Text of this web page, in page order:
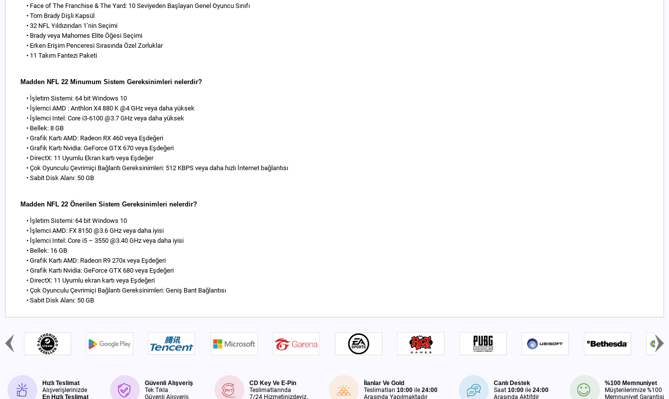
• Face of The Franchise & The Yard: 10 Seviyeden Başlayan Genel Oyuncu Sınıfı
• Tom Brady Dişli Kapsül
• 32 NFL Yıldızından 1’nin Seçimi
• Brady veya Mahomes Elite Öğesi Seçimi
• Erken Erişim Penceresi Sırasında Özel Zorluklar
• 11 Takım Fantezi Paketi
Madden NFL 22 Minumum Sistem Gereksinimleri nelerdir?
• İşletim Sistemi: 64 bit Windows 10
• İşlemci AMD : Anthlon X4 880 K @4 GHz veya daha yüksek
• İşlemci Intel: Core i3-6100 @3.7 GHz veya daha yüksek
• Bellek: 8 GB
• Grafik Kartı AMD: Radeon RX 460 veya Eşdeğeri
• Grafik Kartı Nvidia: GeForce GTX 670 veya Eşdeğeri
• DirectX: 11 Uyumlu Ekran kartı veya Eşdeğer
• Çok Oyunculu Çevrimiçi Bağlantı Gereksinimleri: 512 KBPS veya daha hızlı İnternet bağlantısı
• Sabit Disk Alanı: 50 GB
Madden NFL 22 Önerilen Sistem Gereksinimleri nelerdir?
• İşletim Sistemi: 64 bit Windows 10
• İşlemci AMD: FX 8150 @3.6 GHz veya daha iyisi
• İşlemci Intel: Core i5 – 3550 @3.40 GHz veya daha iyisi
• Bellek: 16 GB
• Grafik Kartı AMD: Radeon R9 270x veya Eşdeğeri
• Grafik Kartı Nvidia: GeForce GTX 680 veya Eşdeğeri
• DirectX: 11 Uyumlu ekran kartı veya Eşdeğeri
• Çok Oyunculu Çevrimiçi Bağlantı Gereksinimleri: Geniş Bant Bağlantısı
• Sabit Disk Alanı: 50 GB
Hızlı Teslimat
Alışverişlerinizde
En Hızlı Teslimat
Güvenli Alışveriş
Tek Tıkla
Güvenli Alışveriş
CD Key Ve E-Pin
Teslimatlarında
7/24 Hizmetinizdeyiz.
İlanlar Ve Gold
Teslimatları10:00 ile24:00
Arasında Yapılmaktadır
Canlı Destek
Saat10:00 ile24:00
Arasında Aktifdir
%100 Memnuniyet
Müşterilerimize %100
Memnuniyet Garantisi